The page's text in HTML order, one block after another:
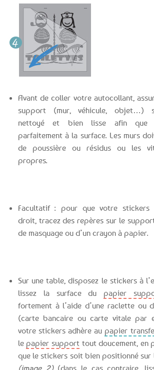
Avant de coller votre autocollant,
support (mur, véhicule, objet…)
nettoyé et bien lisse afin que
parfaitement à la surface. Les murs
de poussière ou résidus ou les
propres.
Facultatif : pour que votre stickers
droit, tracez des repères sur le
de masquage ou d’un crayon à papier.
Sur une table, disposez le stickers à
lissez la surface du papier
fortement à l’aide d’une raclette ou
(carte bancaire ou carte vitale par
votre stickers adhère au papier
le papier supporttout doucement, en
que le stickers soit bien positionné sur
(image 2)(dans le cas contraire,